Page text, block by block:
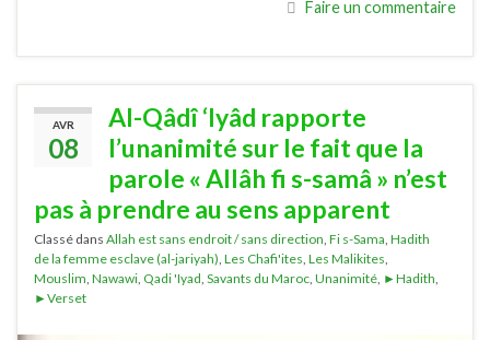
Faire un commentaire
AVR
08
Al-Qâdî ‘Iyâd rapporte
l’unanimité sur le fait que la
parole « Allâh fi s-samâ » n’est
pas à prendre au sens apparent
Classé dans Allah est sans endroit / sans direction, Fi s-Sama, Hadith
de la femme esclave (al-jariyah), Les Chafi'ites, Les Malikites,
Mouslim, Nawawi, Qadi 'Iyad, Savants du Maroc, Unanimité, ►Hadith,
►Verset